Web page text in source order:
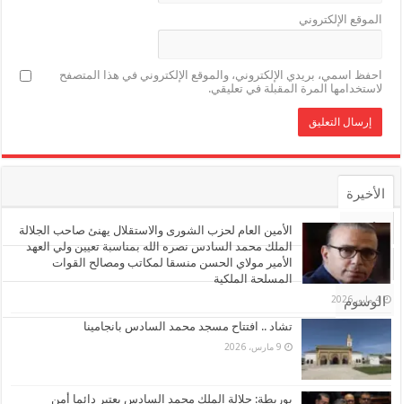
الموقع الإلكتروني
احفظ اسمي، بريدي الإلكتروني، والموقع الإلكتروني في هذا المتصفح
لاستخدامها المرة المقبلة في تعليقي.
الأخيرة
الأشهر
تعليقات
الوسوم
الأمين العام لحزب الشورى والاستقلال يهنئ صاحب الجلالة
الملك محمد السادس نصره الله بمناسبة تعيين ولي العهد
الأمير مولاي الحسن منسقا لمكاتب ومصالح القوات
المسلحة الملكية
4 مايو، 2026
تشاد .. افتتاح مسجد محمد السادس بانجامينا
9 مارس، 2026
بوريطة: جلالة الملك محمد السادس يعتبر دائما أمن